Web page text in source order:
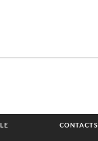
CONTACTS